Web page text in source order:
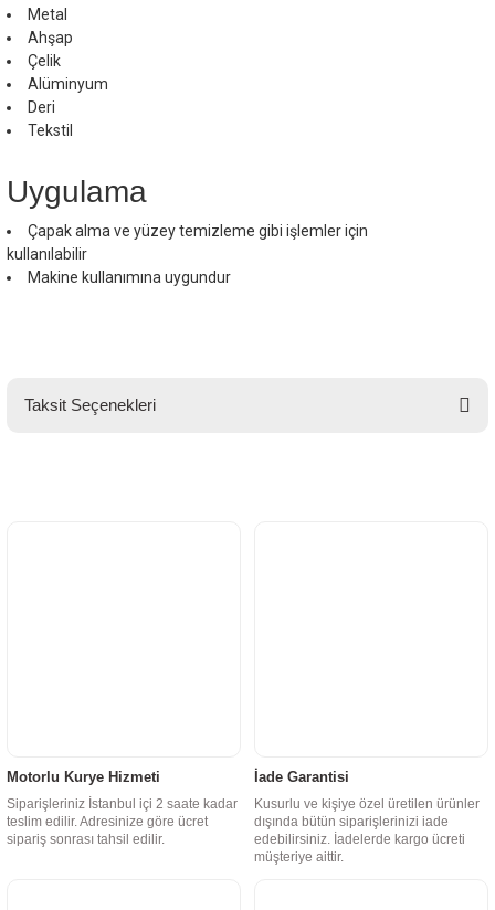
Metal
Ahşap
Çelik
Alüminyum
Deri
Tekstil
Uygulama
Çapak alma ve yüzey temizleme gibi işlemler için
kullanılabilir
Makine kullanımına uygundur
Taksit Seçenekleri
Motorlu Kurye Hizmeti
Siparişleriniz İstanbul içi 2 saate kadar
teslim edilir. Adresinize göre ücret
sipariş sonrası tahsil edilir.
İade Garantisi
Kusurlu ve kişiye özel üretilen ürünler
dışında bütün siparişlerinizi iade
edebilirsiniz. İadelerde kargo ücreti
müşteriye aittir.